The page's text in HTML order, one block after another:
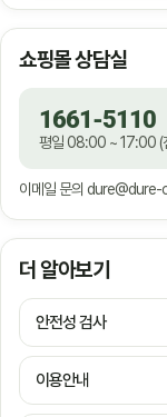
쇼핑몰 상담실
1661-5110
평일 08:00 ~ 17:00 (
이메일 문의 dure@dure-
더 알아보기
안전성 검사
이용안내